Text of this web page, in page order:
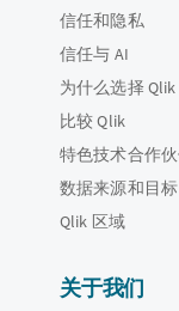
信任和隐私
信任与 AI
为什么选择
比较 Qlik
特色技术合作
数据来源和目标
Qlik 区域
关于我们